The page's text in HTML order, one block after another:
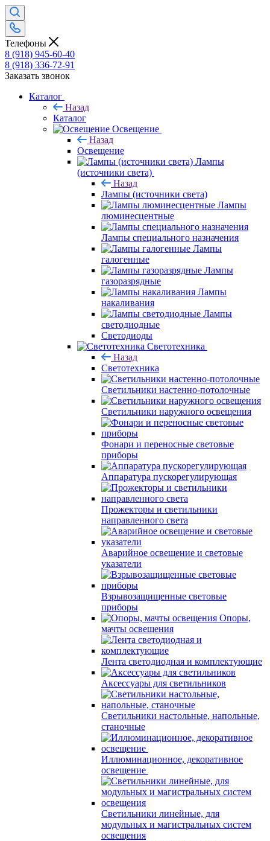
Телефоны
8 (918) 945-60-40
8 (918) 336-72-91
Заказать звонок
Каталог
Назад
Каталог
Освещение
Назад
Освещение
Лампы
(источники света)
Назад
Лампы (источники света)
Лампы
люминесцентные
Лампы специального назначения
Лампы
галогенные
Лампы
газоразрядные
Лампы
накаливания
Лампы
светодиодные
Светодиоды
Светотехника
Назад
Светотехника
Светильники настенно-потолочные
Светильники наружного освещения
Фонари и переносные световые
приборы
Аппаратура пускорегулирующая
Прожекторы и светильники
направленного света
Аварийное освещение и световые
указатели
Взрывозащищенные световые
приборы
Опоры,
мачты освещения
Лента светодиодная и комплектующие
Аксессуары для светильников
Светильники настольные, напольные,
станочные
Иллюминационное, декоративное
освещение
Светильники линейные, для
модульных и магистральных систем
освещения